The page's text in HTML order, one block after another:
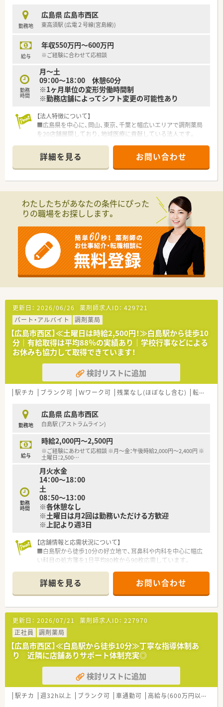
ースに年間1～3店舗の新規出店を行っています。
■「人」に寄り添える薬剤師として、「かかりつけ薬剤師」の充実
に積極的に取り組んでいます。
用記録・アレルギー等を一元管理する事で
お薬の重複投与や相互作用による副作用を防止し、患者様が安心
そのため、風邪薬などの一般用医薬品（OTC医薬品）や健康食品と
の飲み合わせも相談できる環境作りを大切にしています。
■在宅医療に関しても積極的に取り組みをしている法人です。
法人全体で年間1万件以上の実績がございます。
8～9日取得できている現状がございますので仕事とプライベー
トにメリハリをつけて勤務可能です。
■福利厚生も充実しており、産休・育休制度、時短制度も取り入
れている法人です。
■職場環境整備、設備充実にも力を入れています。散薬調剤ロボ
ット「DimeRoⅡ」や、監査支援システム「PROOFIT」の導入も推
し進めております。
勤務地
広島県 広島市西区
東高須駅 (広電２号線(宮島線))
給与
年収550万円～600万円
※ご経験に合わせて応相談
勤務
時間
月～土
09：00～18：00 休憩60分
※1ヶ月単位の変形労働時間制
※勤務店舗によってシフト変更の可能性あり
【法人特徴について】
■広島県を中心に、岡山、東京、千葉と幅広いエリアで調剤薬局
を20店舗展開しており、地域医療に貢献している法人です。
風通しの良い組織風土が魅力の一つでございます。
■社長は製薬企業出身の穏やかな方で、今後店舗を大幅には増や
さず、採算に見合った適切な人員配置を目指しています。
■主に法人内の複数店舗を巡回するラウンダー勤務が中心とな
り、各店舗の外来対応に従事していただきます。
■調剤や監査、服薬指導といった基本的な薬局業務に加え、在宅
業務として居宅や施設への対応も担当する可能性があります。
■複数科目の処方箋応需が想定される環境で、幅広い知識と経験
を積みながら、薬剤師としてのスキルアップを目指せます。
【想定されるキャリアイメージ】
■独立志望や経営に興味のある方には、自社の店舗を譲渡もしく
はグループ会社として迎え入れる体制が用意されています。
■中間管理職の人材も募集しており、年収700万円ベースでの採
■様々な店舗での勤務を通して幅広い経験を積むことができる
ため、将来的に様々な局面に対応できる薬剤師を目指せます。
【こんな方にオススメ】
■一ヵ所に留まらず、色々な店舗で経験を積み、薬剤師としての
視野を広げたいと考えている方に最適です。
■在宅業務にも積極的に取り組んでおり、居宅や施設での業務経
験を積みたい、あるいはスキルを活かしたい方に適しています。
■独立や経営に興味がある方にとって、将来的に店舗譲渡やグル
ープ会社化の道も開かれており、大きなチャンスを得られます。
詳細を見る お問い合わせ
わたしたちがあなたの条件にぴった
りの職場をお探しします。
更新日： 2026/06/26 薬剤師求人ID： 429721
パート・アルバイト
調剤薬局
【広島市西区】≪土曜日は時給2,500円！≫白島駅から徒歩10
分｜有給取得は平均88％の実績あり｜学校行事などによる
お休みも協力して取得できています！
検討リストに追加
駅チカ ブランク可 Ｗワーク可 残業なし(ほぼなし含む) 転勤なし
勤務地
広島県 広島市西区
白島駅 (アストラムライン)
給与
時給2,000円～2,500円
※ご経験にあわせて応相談 ※月～金：午後時給2,000円～2,400円 ※
土曜日：2,500…
勤務
時間
月火水金
14：00～18：00
土
08：50～13：00
※各休憩なし
※土曜日は月2回は勤務いただける方歓迎
※上記より週3日
【店舗情報と応需状況について】
■白島駅から徒歩10分の好立地で、耳鼻科や内科を中心に幅広
い科目の処方箋を1日平均80枚から90枚応需しています。
3名の薬剤師体制で協力して対応するため安心です。
■地域のクリニックと連携しており、耳鼻科メインの処方箋応需
状況であることが特徴で、多岐にわたる経験が積めます。
【募集背景と求める人物像について】
■体制強化のため午後から勤務可能なパート薬剤師を急募して
おり、週2日から3日のシフト制で無理なく働ける環境です。
■専門的なスキルよりもお人柄を重視した採用を行っており、周
囲のスタッフと円滑に連携できる方を求めています。
■他店舗への応援勤務に柔軟に対応いただけるフットワークの
軽い方は、特に積極的に採用させていただく方針です。
【法人特徴について】
■広島エリアで4店舗を展開し、社長は薬剤師とケアマネ資格を
詳細を見る お問い合わせ
更新日： 2026/07/21 薬剤師求人ID： 227970
正社員
調剤薬局
【広島市西区】≪白島駅から徒歩10分≫丁寧な指導体制あ
り 近隣に店舗ありサポート体制充実◎
検討リストに追加
駅チカ 週32h以上 ブランク可 車通勤可 高給与(600万円以上)